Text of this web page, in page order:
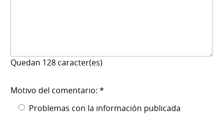
Quedan 128 caracter(es)
Motivo del comentario: *
Problemas con la información publicada